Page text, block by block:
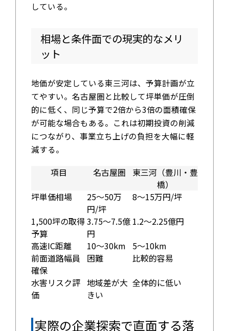
している。
相場と条件面での現実的なメリ
ット
地価が安定している東三河は、予算計画が立
てやすい。名古屋圏と比較して坪単価が圧倒
的に低く、同じ予算で2倍から3倍の面積確保
が可能な場合もある。これは初期投資の削減
につながり、事業立ち上げの負担を大幅に軽
減する。
項目 名古屋圏
東三河（豊川・豊
橋）
坪単価相場
25～50万
円/坪
8～15万円/坪
1,500坪の取得
予算
3.75～7.5億
円
1.2～2.25億円
高速IC距離
10～30km
5～10km
前面道路幅員
確保
困難
比較的容易
水害リスク評
価
地域差が大
きい
全体的に低い
実際の企業探索で直面する落